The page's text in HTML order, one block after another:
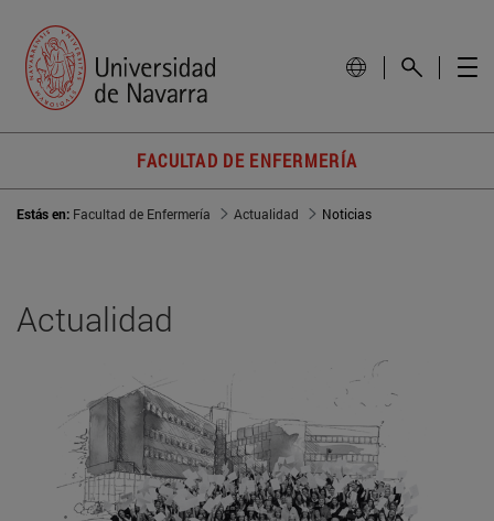
FACULTAD DE ENFERMERÍA
Estás en: Facultad de Enfermería Actualidad Noticias
Actualidad